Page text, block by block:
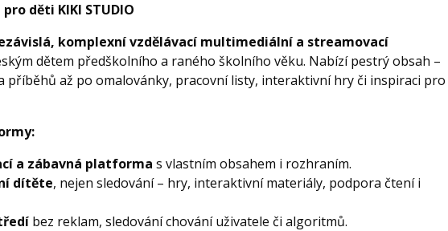
děti KIKI STUDIO
komplexní vzdělávací multimediální a streamovací
dětem předškolního a raného školního věku. Nabízí pestrý obsah –
příběhů až po omalovánky, pracovní listy, interaktivní hry či inspiraci pro
a zábavná platforma s vlastním obsahem i rozhraním.
dítěte, nejen sledování – hry, interaktivní materiály, podpora čtení i
bez reklam, sledování chování uživatele či algoritmů.